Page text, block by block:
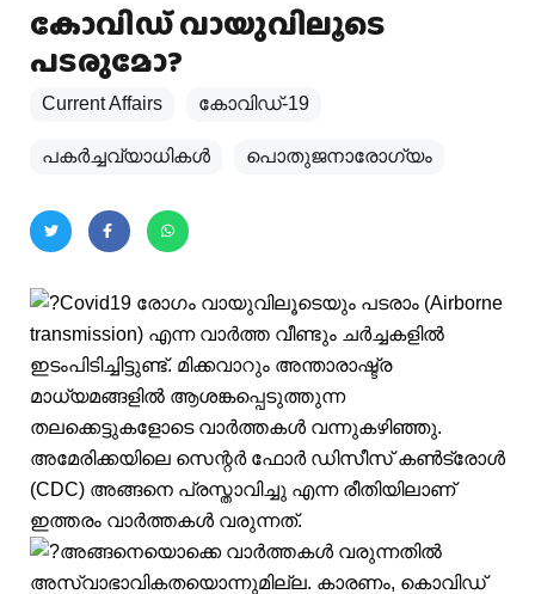
കോവിഡ് വായുവിലൂടെ
പടരുമോ?
Current Affairs കോവിഡ്-19
പകര്‍ച്ചവ്യാധികള്‍ പൊതുജനാരോഗ്യം
Covid19 രോഗം വായുവിലൂടെയും പടരാം (Airborne
transmission) എന്ന വാർത്ത വീണ്ടും ചർച്ചകളിൽ
ഇടംപിടിച്ചിട്ടുണ്ട്. മിക്കവാറും അന്താരാഷ്ട്ര
മാധ്യമങ്ങളിൽ ആശങ്കപ്പെടുത്തുന്ന
തലക്കെട്ടുകളോടെ വാർത്തകൾ വന്നുകഴിഞ്ഞു.
അമേരിക്കയിലെ സെന്റർ ഫോർ ഡിസീസ് കൺട്രോൾ
(CDC) അങ്ങനെ പ്രസ്താവിച്ചു എന്ന രീതിയിലാണ്
ഇത്തരം വാർത്തകൾ വരുന്നത്.
അങ്ങനെയൊക്കെ വാർത്തകൾ വരുന്നതിൽ
അസ്വാഭാവികതയൊന്നുമില്ല. കാരണം, കൊവിഡ്